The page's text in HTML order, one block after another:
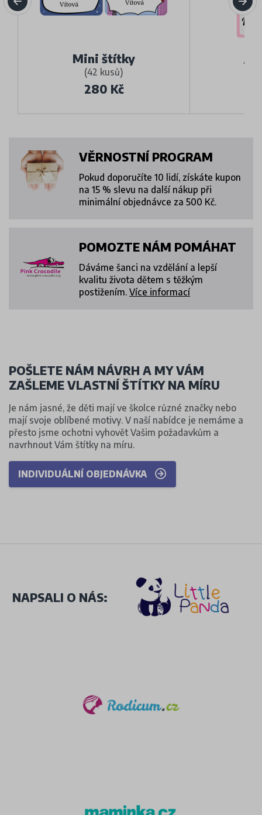
Mini štítky
(42 kusů)
280 Kč
VĚRNOSTNÍ PROGRAM
Pokud doporučíte 10 lidí, získáte kupon
na 15 % slevu na další nákup při
minimální objednávce za 500 Kč.
POMOZTE NÁM POMÁHAT
Dáváme šanci na vzdělání a lepší
kvalitu života dětem s těžkým
postižením. Více informací
POŠLETE NÁM NÁVRH A MY VÁM
ZAŠLEME VLASTNÍ ŠTÍTKY NA MÍRU
Je nám jasné, že děti mají ve školce různé značky nebo
mají svoje oblíbené motivy. V naší nabídce je nemáme a
přesto jsme ochotni vyhovět Vašim požadavkům a
navrhnout Vám štítky na míru.
INDIVIDUÁLNÍ OBJEDNÁVKA
NAPSALI O NÁS: